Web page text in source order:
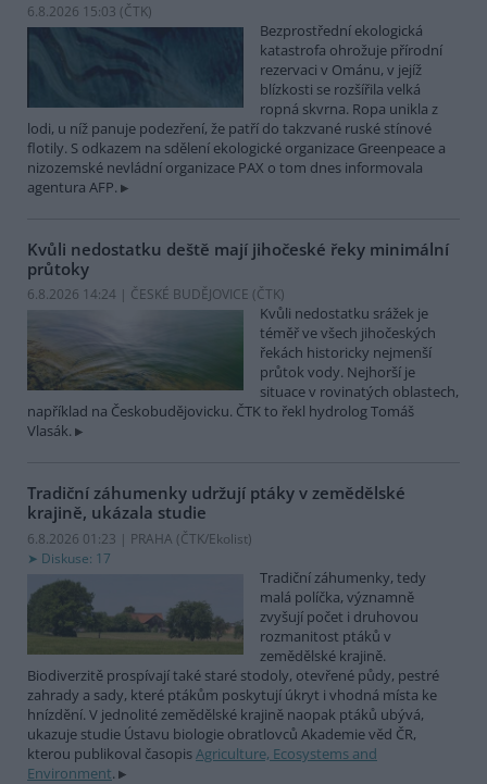
6.8.2026 15:03 (ČTK)
Bezprostřední ekologická
katastrofa ohrožuje přírodní
rezervaci v Ománu, v jejíž
blízkosti se rozšířila velká
ropná skvrna. Ropa unikla z
lodi, u níž panuje podezření, že patří do takzvané ruské stínové
flotily. S odkazem na sdělení ekologické organizace Greenpeace a
nizozemské nevládní organizace PAX o tom dnes informovala
agentura AFP.
Kvůli nedostatku deště mají jihočeské řeky minimální
průtoky
6.8.2026 14:24 | ČESKÉ BUDĚJOVICE (ČTK)
Kvůli nedostatku srážek je
téměř ve všech jihočeských
řekách historicky nejmenší
průtok vody. Nejhorší je
situace v rovinatých oblastech,
například na Českobudějovicku. ČTK to řekl hydrolog Tomáš
Vlasák.
Tradiční záhumenky udržují ptáky v zemědělské
krajině, ukázala studie
6.8.2026 01:23 | PRAHA (ČTK/Ekolist)
Diskuse: 17
Tradiční záhumenky, tedy
malá políčka, významně
zvyšují počet i druhovou
rozmanitost ptáků v
zemědělské krajině.
Biodiverzitě prospívají také staré stodoly, otevřené půdy, pestré
zahrady a sady, které ptákům poskytují úkryt i vhodná místa ke
hnízdění. V jednolité zemědělské krajině naopak ptáků ubývá,
ukazuje studie Ústavu biologie obratlovců Akademie věd ČR,
kterou publikoval časopisAgriculture, Ecosystems and
Environment.